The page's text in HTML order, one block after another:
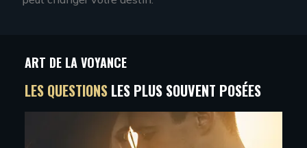
ART DE LA VOYANCE
LES QUESTIONS LES PLUS SOUVENT POSÉES